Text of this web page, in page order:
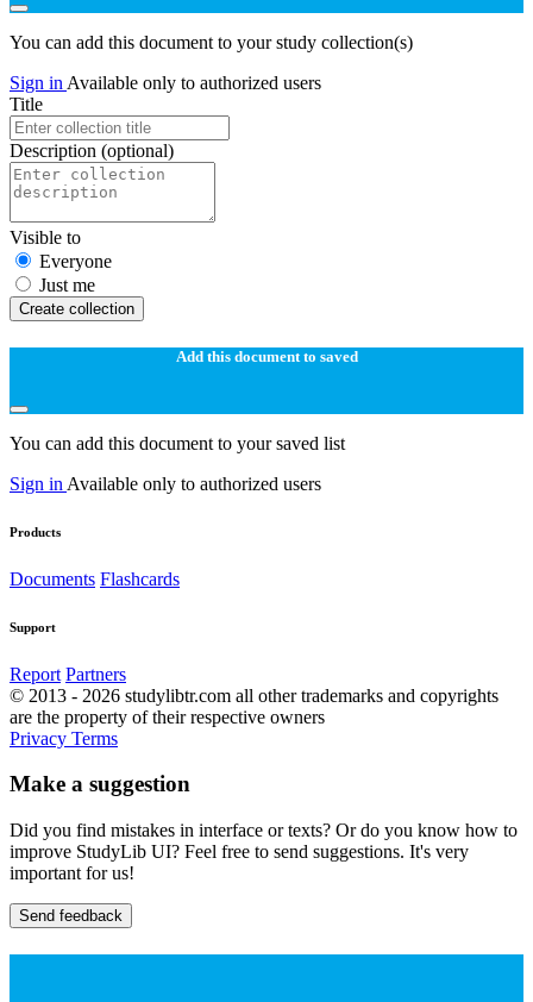
You can add this document to your study collection(s)
Sign in Available only to authorized users
Title
Description (optional)
Visible to
Everyone
Just me
Create collection
Add this document to saved
You can add this document to your saved list
Sign in Available only to authorized users
Products
Documents Flashcards
Support
Report Partners
© 2013 - 2026 studylibtr.com all other trademarks and copyrights
are the property of their respective owners
Privacy Terms
Make a suggestion
Did you find mistakes in interface or texts? Or do you know how to
improve StudyLib UI? Feel free to send suggestions. It's very
important for us!
Send feedback